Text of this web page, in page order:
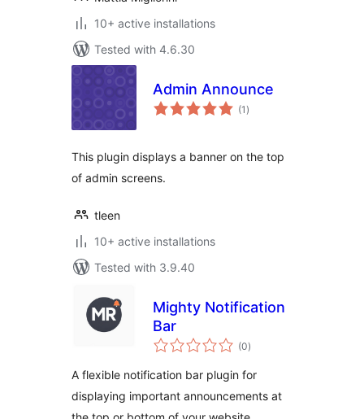
10+ active installations
Tested with 4.6.30
Admin Announce
(1 total
ratings
)
This plugin displays a banner on the top
of admin screens.
tleen
10+ active installations
Tested with 3.9.40
Mighty Notification
Bar
(0total
ratings
)
A flexible notification bar plugin for
displaying important announcements at